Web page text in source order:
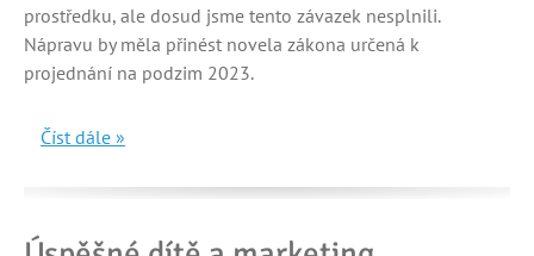
prostředku, ale dosud jsme tento závazek nesplnili.
Nápravu by měla přinést novela zákona určená k
projednání na podzim 2023.
Číst dále »